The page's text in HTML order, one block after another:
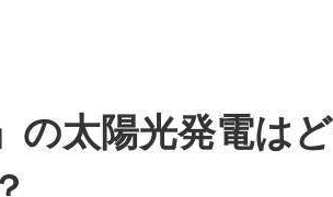
の太陽光発電は